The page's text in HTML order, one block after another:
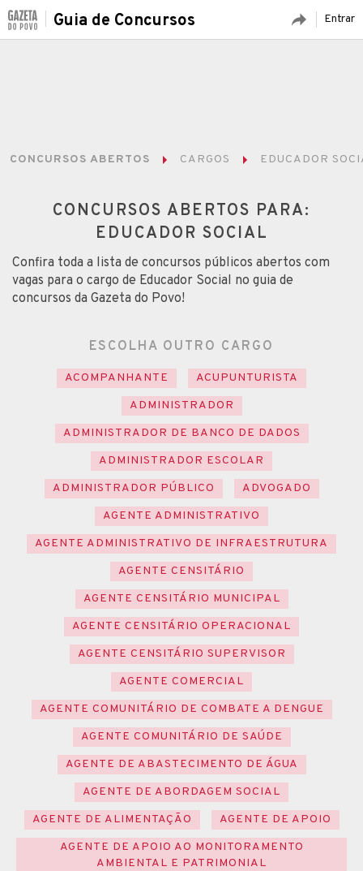
Entrar
Guia de Concursos
CONCURSOS ABERTOS CARGOS EDUCADOR
CONCURSOS ABERTOS PARA:
EDUCADOR SOCIAL
Confira toda a lista de concursos públicos abertos com
vagas para o cargo de Educador Social no guia de
concursos da Gazeta do Povo!
ESCOLHA OUTRO CARGO
ACOMPANHANTE
ACUPUNTURISTA
ADMINISTRADOR
ADMINISTRADOR DE BANCO DE DADOS
ADMINISTRADOR ESCOLAR
ADMINISTRADOR PÚBLICO
ADVOGADO
AGENTE ADMINISTRATIVO
AGENTE ADMINISTRATIVO DE INFRAESTRUTURA
AGENTE CENSITÁRIO
AGENTE CENSITÁRIO MUNICIPAL
AGENTE CENSITÁRIO OPERACIONAL
AGENTE CENSITÁRIO SUPERVISOR
AGENTE COMERCIAL
AGENTE COMUNITÁRIO DE COMBATE A DENGUE
AGENTE COMUNITÁRIO DE SAÚDE
AGENTE DE ABASTECIMENTO DE ÁGUA
AGENTE DE ABORDAGEM SOCIAL
AGENTE DE ALIMENTAÇÃO
AGENTE DE APOIO
AGENTE DE APOIO AO MONITORAMENTO
AMBIENTAL E PATRIMONIAL